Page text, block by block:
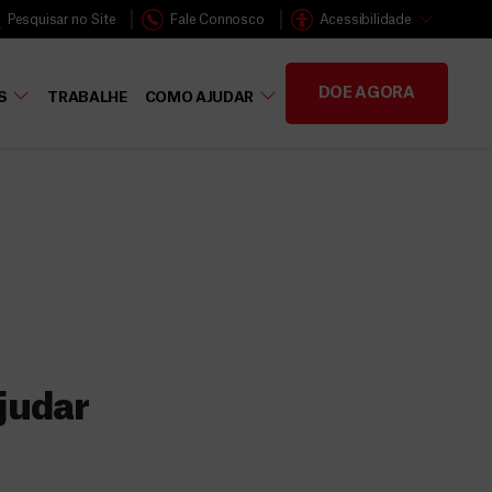
Pesquisar no Site Fale Connosco Acessibilidade
TRABALHE COMO AJUDAR DOE AGORA